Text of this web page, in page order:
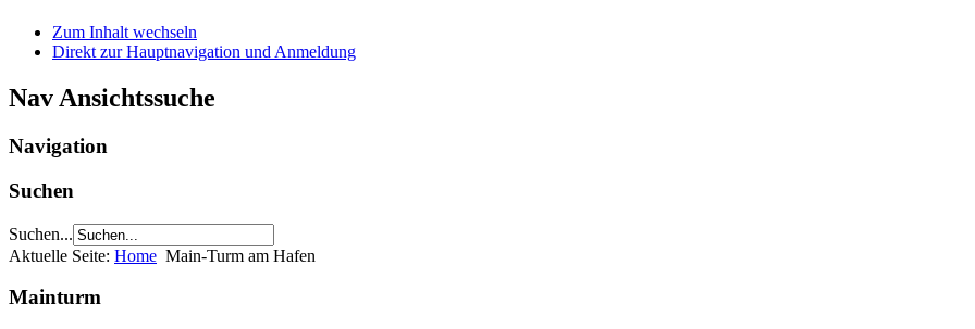
Zum Inhalt wechseln
Direkt zur Hauptnavigation und Anmeldung
Nav Ansichtssuche
Navigation
Suchen
Suchen...
Aktuelle Seite: Home Main-Turm am Hafen
Mainturm